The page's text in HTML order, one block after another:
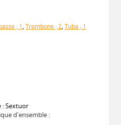
; 1, Trombone ; 2, Tuba ; 1
: Sextuor
d'ensemble :